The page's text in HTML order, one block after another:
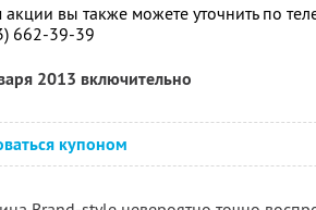
вы также можете уточнить по
662-39-39
2013 включительно
купоном